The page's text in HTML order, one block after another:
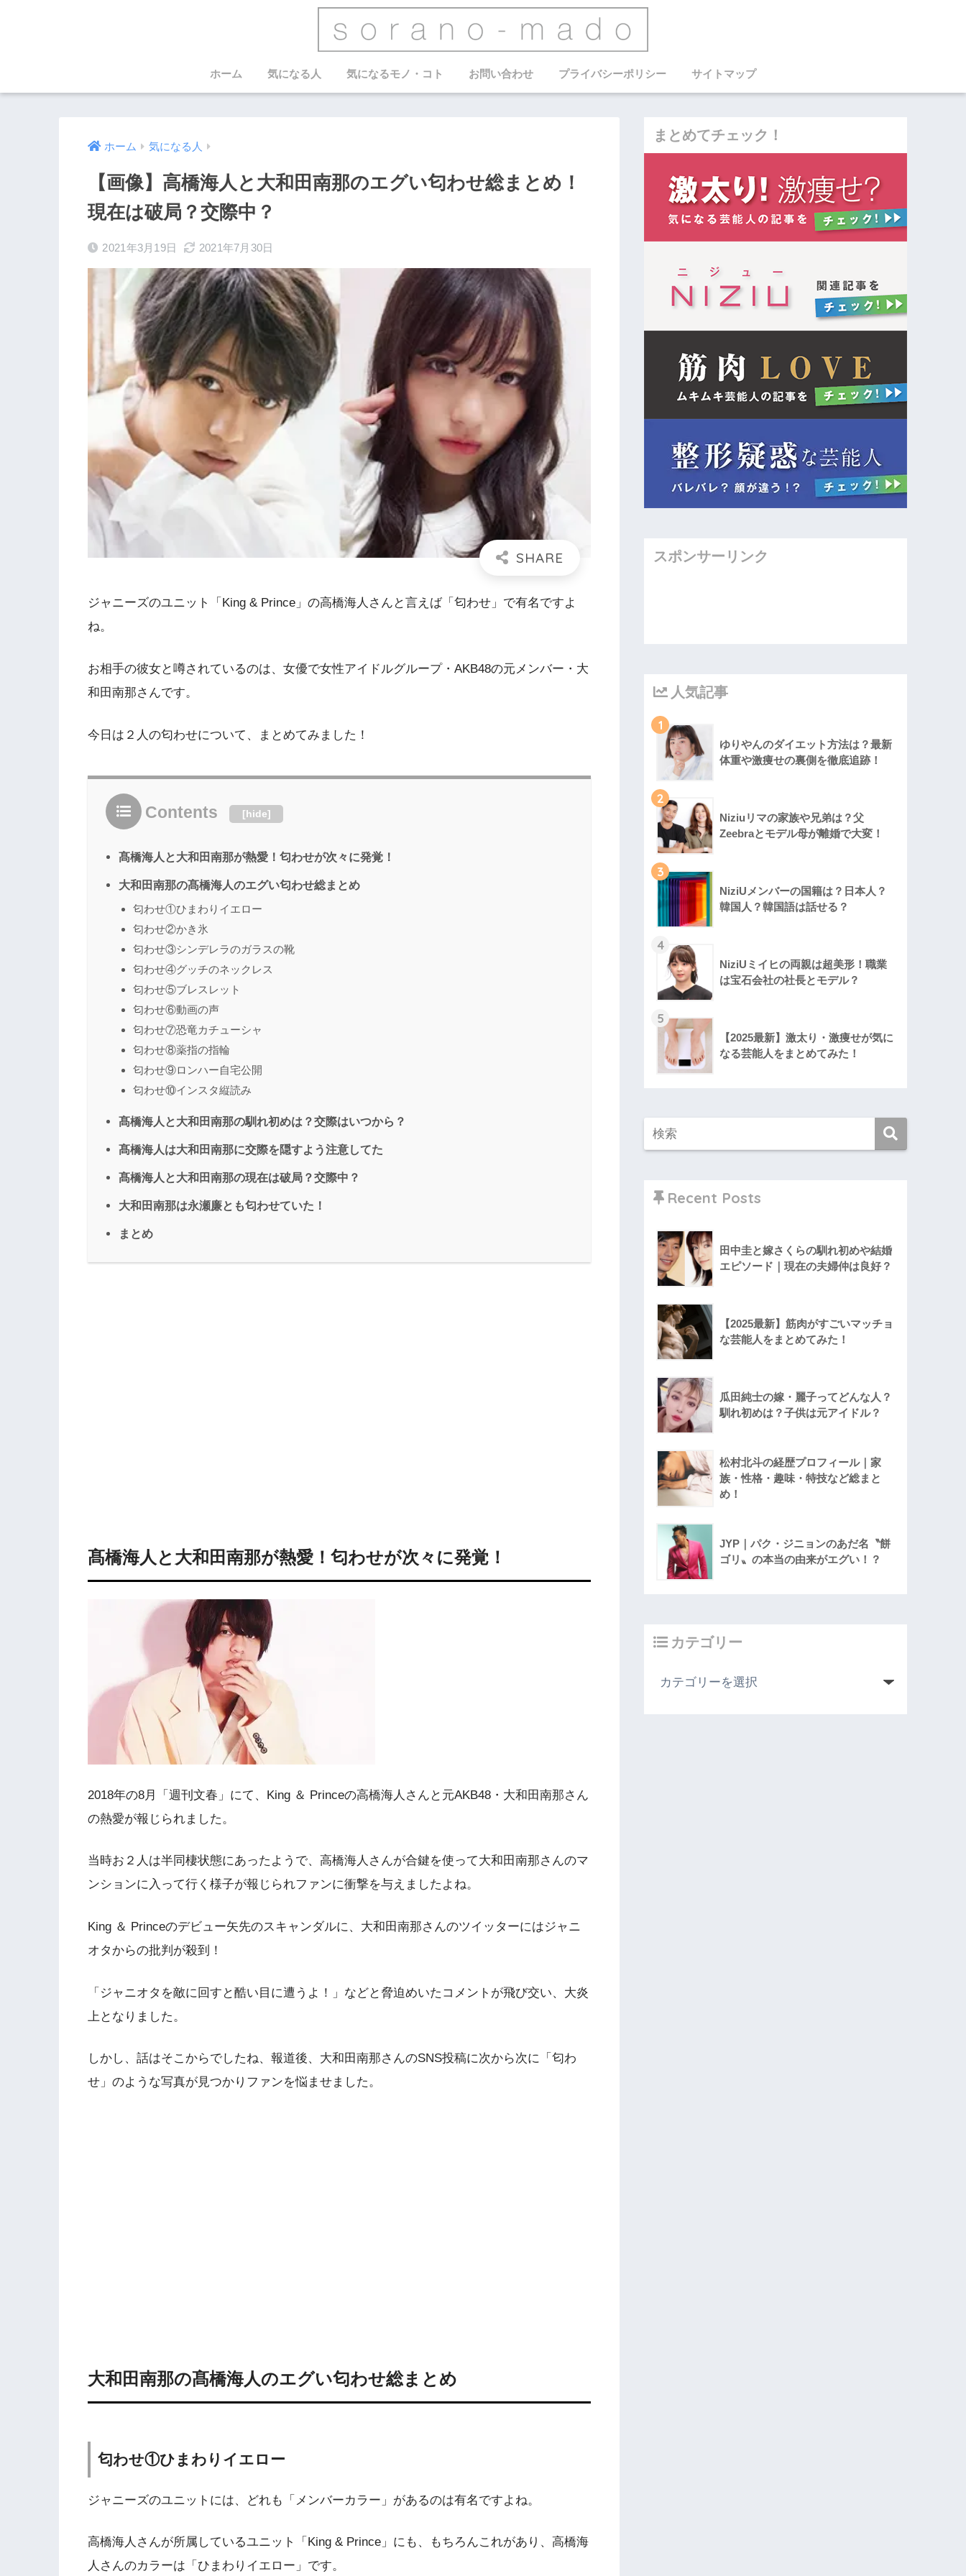
ホーム 気になる人 気になるモノ・コト お問い合わせ プライバシーポリシー サイトマップ
ホーム 気になる人
【画像】高橋海人と大和田南那のエグい匂わせ総まとめ！
現在は破局？交際中？
2021年3月19日 2021年7月30日
ジャニーズのユニット「King & Prince」の高橋海人さんと言えば「匂わせ」で有名ですよ
ね。
お相手の彼女と噂されているのは、女優で女性アイドルグループ・AKB48の元メンバー・大
和田南那さんです。
今日は２人の匂わせについて、まとめてみました！
Contents [hide]
髙橋海人と大和田南那が熱愛！匂わせが次々に発覚！
大和田南那の髙橋海人のエグい匂わせ総まとめ
匂わせ①ひまわりイエロー
匂わせ②かき氷
匂わせ③シンデレラのガラスの靴
匂わせ④グッチのネックレス
匂わせ⑤ブレスレット
匂わせ⑥動画の声
匂わせ⑦恐竜カチューシャ
匂わせ⑧薬指の指輪
匂わせ⑨ロンハー自宅公開
匂わせ⑩インスタ縦読み
髙橋海人と大和田南那の馴れ初めは？交際はいつから？
髙橋海人は大和田南那に交際を隠すよう注意してた
髙橋海人と大和田南那の現在は破局？交際中？
大和田南那は永瀬廉とも匂わせていた！
まとめ
髙橋海人と大和田南那が熱愛！匂わせが次々に発覚！
2018年の8月「週刊文春」にて、King ＆ Princeの高橋海人さんと元AKB48・大和田南那さん
の熱愛が報じられました。
当時お２人は半同棲状態にあったようで、高橋海人さんが合鍵を使って大和田南那さんのマ
ンションに入って行く様子が報じられファンに衝撃を与えましたよね。
King ＆ Princeのデビュー矢先のスキャンダルに、大和田南那さんのツイッターにはジャニ
オタからの批判が殺到！
「ジャニオタを敵に回すと酷い目に遭うよ！」などと脅迫めいたコメントが飛び交い、大炎
上となりました。
しかし、話はそこからでしたね、報道後、大和田南那さんのSNS投稿に次から次に「匂わ
せ」のような写真が見つかりファンを悩ませました。
大和田南那の髙橋海人のエグい匂わせ総まとめ
匂わせ①ひまわりイエロー
ジャニーズのユニットには、どれも「メンバーカラー」があるのは有名ですよね。
高橋海人さんが所属しているユニット「King & Prince」にも、もちろんこれがあり、高橋海
人さんのカラーは「ひまわりイエロー」です。
まとめてチェック！
スポンサーリンク
人気記事
1
ゆりやんのダイエット方法は？最新
体重や激痩せの裏側を徹底追跡！
2
Niziuリマの家族や兄弟は？父
Zeebraとモデル母が離婚で大変！
3
NiziUメンバーの国籍は？日本人？
韓国人？韓国語は話せる？
4
NiziUミイヒの両親は超美形！職業
は宝石会社の社長とモデル？
5
【2025最新】激太り・激痩せが気に
なる芸能人をまとめてみた！
Recent Posts
田中圭と嫁さくらの馴れ初めや結婚
エピソード｜現在の夫婦仲は良好？
【2025最新】筋肉がすごいマッチョ
な芸能人をまとめてみた！
瓜田純士の嫁・麗子ってどんな人？
馴れ初めは？子供は元アイドル？
松村北斗の経歴プロフィール｜家
族・性格・趣味・特技など総まと
め！
JYP｜パク・ジニョンのあだ名〝餅
ゴリ〟の本当の由来がエグい！？
カテゴリー